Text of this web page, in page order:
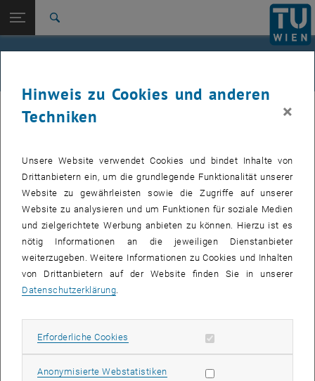
TU Login
Studium
International
Zur 1. Menü Ebene
TU Wien
Zurück: Subseiten von Organisationsentwicklung auflisten
Zurück zur letzten Ebene:
Organisationsentwicklung
Fakultätsbereich
Forschungsbereich/-gruppe: Neueinrichtung, Umbenennung
oder Auflösung
Fachbereich/-gruppe: Neueinrichtung, Umbenennung oder
Auflösung
Zentraler Bereich
Fachbereich/-gruppe: Neueinrichtung, Umbenennung oder
Auflösung
Hinweis zu Cookies und anderen
Techniken
×
Unsere Website verwendet Cookies und bindet Inhalte von
Drittanbietern ein, um die grundlegende Funktionalität unserer
Website zu gewährleisten sowie die Zugriffe auf unserer
Website zu analysieren und um Funktionen für soziale Medien
und zielgerichtete Werbung anbieten zu können. Hierzu ist es
nötig Informationen an die jeweiligen Dienstanbieter
weiterzugeben. Weitere Informationen zu Cookies und Inhalten
von Drittanbietern auf der Website finden Sie in unserer
Datenschutzerklärung.
Erforderliche Cookies Erforderliche Cookies zulassen
Anonymisierte WebstatistikenStatistik Cookies zulassen